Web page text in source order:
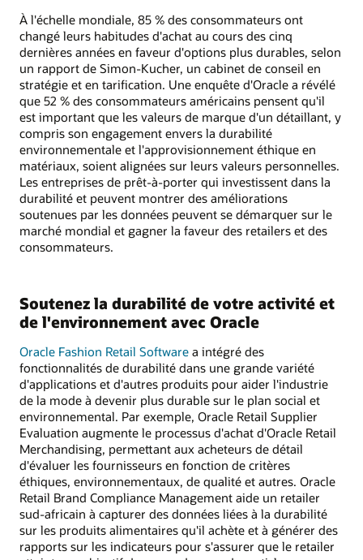
À l'échelle mondiale, 85 % des consommateurs ont
changé leurs habitudes d'achat au cours des cinq
dernières années en faveur d'options plus durables, selon
un rapport de Simon-Kucher, un cabinet de conseil en
stratégie et en tarification. Une enquête d'Oracle a révélé
que 52 % des consommateurs américains pensent qu'il
est important que les valeurs de marque d'un détaillant, y
compris son engagement envers la durabilité
environnementale et l'approvisionnement éthique en
matériaux, soient alignées sur leurs valeurs personnelles.
Les entreprises de prêt-à-porter qui investissent dans la
durabilité et peuvent montrer des améliorations
soutenues par les données peuvent se démarquer sur le
marché mondial et gagner la faveur des retailers et des
consommateurs.
Soutenez la durabilité de votre activité et
de l'environnement avec Oracle
Oracle Fashion Retail Software a intégré des
fonctionnalités de durabilité dans une grande variété
d'applications et d'autres produits pour aider l'industrie
de la mode à devenir plus durable sur le plan social et
environnemental. Par exemple, Oracle Retail Supplier
Evaluation augmente le processus d'achat d'Oracle Retail
Merchandising, permettant aux acheteurs de détail
d'évaluer les fournisseurs en fonction de critères
éthiques, environnementaux, de qualité et autres. Oracle
Retail Brand Compliance Management aide un retailer
sud-africain à capturer des données liées à la durabilité
sur les produits alimentaires qu'il achète et à générer des
rapports sur les indicateurs pour s'assurer que le retailer